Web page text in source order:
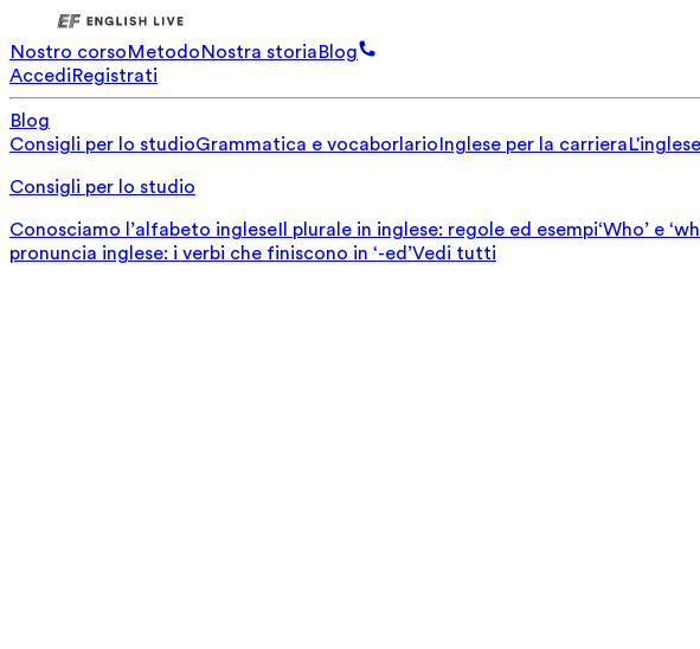
Nostro corsoMetodoNostra storiaBlog
AccediRegistrati
Blog
Consigli per lo studioGrammatica e vocaborlarioInglese per la carriera
Consigli per lo studio
Conosciamo l’alfabeto ingleseIl plurale in inglese: regole ed esempi‘Who’ e
pronuncia inglese: i verbi che finiscono in ‘-ed’Vedi tutti